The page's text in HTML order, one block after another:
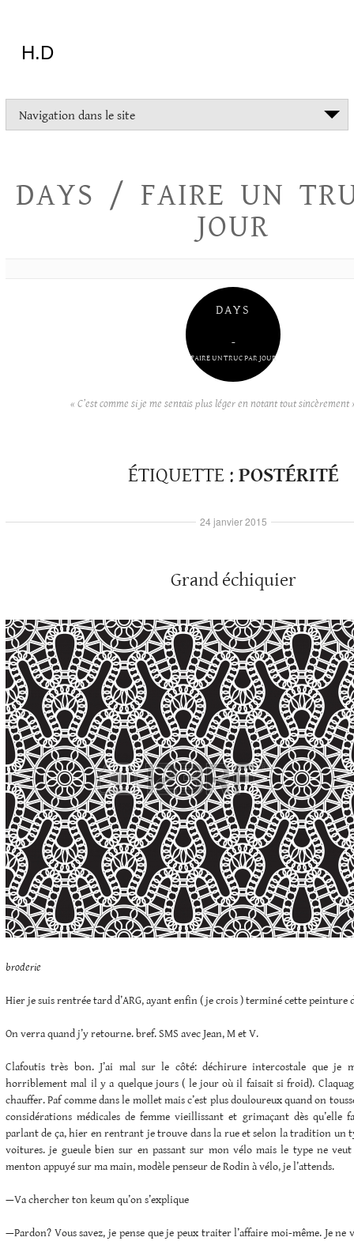
H.D
tout
essayer
Navigation dans le site
DAYS / FAIRE UN
JOUR
DAYS
–
FAIRE UN TRUC PAR JOUR
« C’est comme si je me sentais plus léger en notant tout sincèrement
ÉTIQUETTE : POSTÉRITÉ
Grand échiquier
broderie
Hier je suis rentrée tard d’ARG, ayant enfin ( je crois ) terminé cette peinture
On verra quand j’y retourne. bref. SMS avec Jean, M et V.
Clafoutis très bon. J’ai mal sur le côté: déchirure intercostale que je
horriblement mal il y a quelque jours ( le jour où il faisait si froid).
chauffer. Paf comme dans le mollet mais c’est plus douloureux quand on
considérations médicales de femme vieillissant et grimaçant dès qu’elle
parlant de ça, hier en rentrant je trouve dans la rue et selon la tradition un
voitures. je gueule bien sur en passant sur mon vélo mais le type ne
menton appuyé sur ma main, modèle penseur de Rodin à vélo, je l’attends.
—Va chercher ton keum qu’on s’explique
—Pardon? Vous savez, je pense que je peux traiter l’affaire moi-même. Je ne
24 janvier 2015